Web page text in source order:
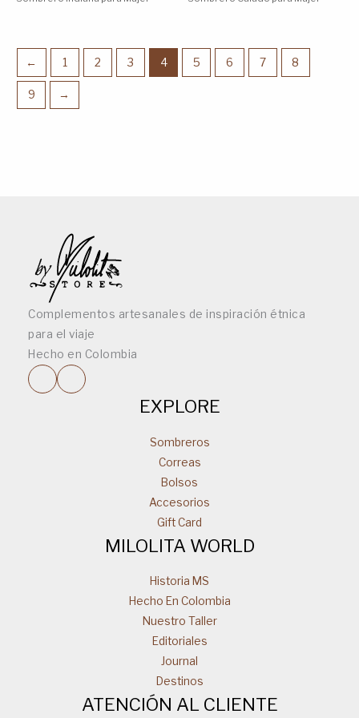
← 1 2 3 4 5 6 7 8
9 →
Complementos artesanales de inspiración étnica
para el viaje
Hecho en Colombia
EXPLORE
Sombreros
Correas
Bolsos
Accesorios
Gift Card
MILOLITA WORLD
Historia MS
Hecho En Colombia
Nuestro Taller
Editoriales
Journal
Destinos
ATENCIÓN AL CLIENTE